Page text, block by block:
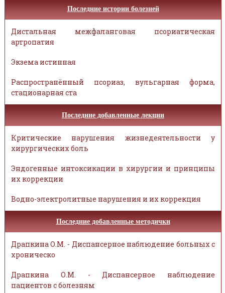
Последние истории болезней
Дистальная межфаланговая псориатическая
артропатия
Экзема истинная
Распространённый псориаз, вульгарная форма,
стационарная ста
Последние добавленные лекции
Критические нарушения жизнедеятельности у
хирургических боль
Эндогенные интоксикации в хирургии и принципы
их коррекции
Водно-электролитные нарушения и их коррекция
Последние добавленные методички
Драпкина О.М. - Диспансерное наблюдение больных с
хроническо
Драпкина О.М. - Диспансерное наблюдение
пациентов с болезням